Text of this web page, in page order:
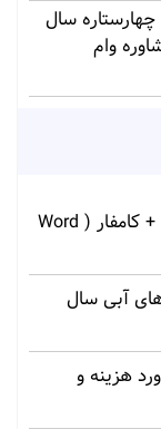
سال
طرح توجیهی تولید متیل آمین سال 1402 + کامفار ( Word
آبی سال
هزینه و